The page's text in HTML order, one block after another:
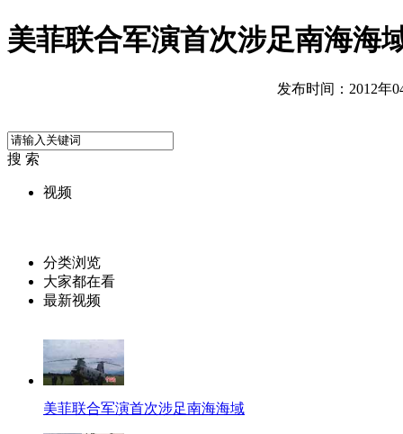
美菲联合军演首次涉足南海海
发布时间：2012年
搜 索
视频
分类浏览
大家都在看
最新视频
美菲联合军演首次涉足南海海域